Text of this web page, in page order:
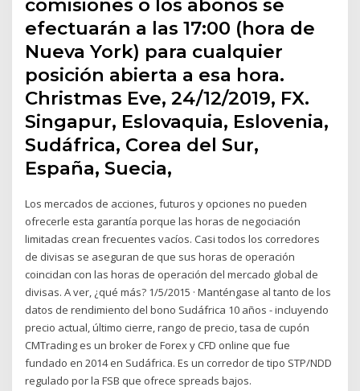
comisiones o los abonos se
efectuarán a las 17:00 (hora de
Nueva York) para cualquier
posición abierta a esa hora.
Christmas Eve, 24/12/2019, FX.
Singapur, Eslovaquia, Eslovenia,
Sudáfrica, Corea del Sur,
España, Suecia,
Los mercados de acciones, futuros y opciones no pueden
ofrecerle esta garantía porque las horas de negociación
limitadas crean frecuentes vacíos. Casi todos los corredores
de divisas se aseguran de que sus horas de operación
coincidan con las horas de operación del mercado global de
divisas. A ver, ¿qué más? 1/5/2015 · Manténgase al tanto de los
datos de rendimiento del bono Sudáfrica 10 años - incluyendo
precio actual, último cierre, rango de precio, tasa de cupón
CMTrading es un broker de Forex y CFD online que fue
fundado en 2014 en Sudáfrica. Es un corredor de tipo STP/NDD
regulado por la FSB que ofrece spreads bajos.